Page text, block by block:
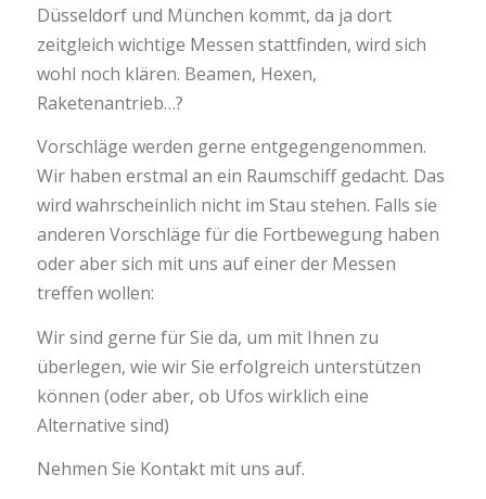
Düsseldorf und München kommt, da ja dort
zeitgleich wichtige Messen stattfinden, wird sich
wohl noch klären. Beamen, Hexen,
Raketenantrieb…?
Vorschläge werden gerne entgegengenommen.
Wir haben erstmal an ein Raumschiff gedacht. Das
wird wahrscheinlich nicht im Stau stehen. Falls sie
anderen Vorschläge für die Fortbewegung haben
oder aber sich mit uns auf einer der Messen
treffen wollen:
Wir sind gerne für Sie da, um mit Ihnen zu
überlegen, wie wir Sie erfolgreich unterstützen
können (oder aber, ob Ufos wirklich eine
Alternative sind)
Nehmen Sie Kontakt mit uns auf.